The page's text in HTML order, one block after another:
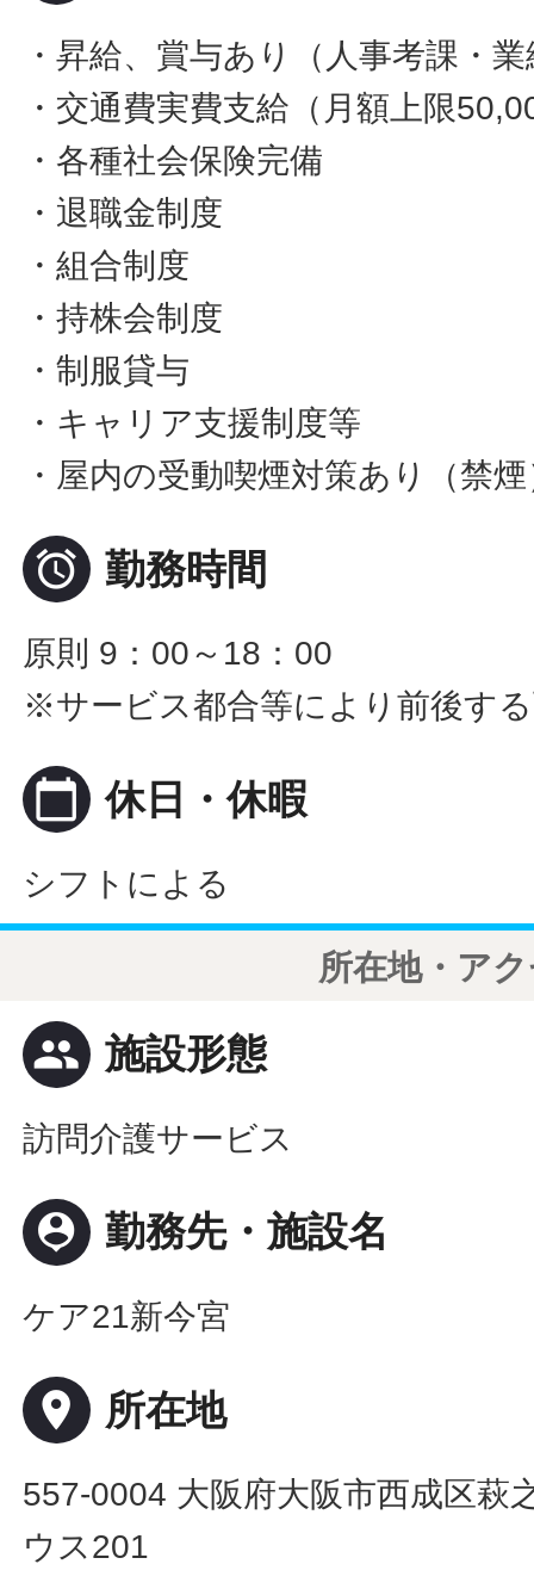
・昇給、賞与あり（人事考課・
・交通費実費支給（月額上限
・各種社会保険完備
・退職金制度
・組合制度
・持株会制度
・制服貸与
・キャリア支援制度等
・屋内の受動喫煙対策あり（禁
 勤務時間
原則 9：00～18：00
※サービス都合等により前後す
calendar_today 休日・休暇
シフトによる
所在地・ア
people 施設形態
訪問介護サービス
person_pin 勤務先・施設名
ケア21新今宮
place 所在地
557-0004 大阪府大阪市西成区萩
ウス201